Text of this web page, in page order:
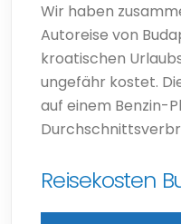
Wir haben
Autoreise von
kroatischen
ungefähr kostet.
auf einem Benzin-
Reisekosten